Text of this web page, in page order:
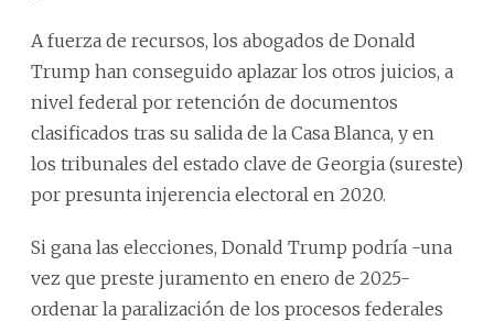
A fuerza de recursos, los abogados de Donald
Trump han conseguido aplazar los otros juicios, a
nivel federal por retención de documentos
clasificados tras su salida de la Casa Blanca, y en
los tribunales del estado clave de Georgia (sureste)
por presunta injerencia electoral en 2020.
Si gana las elecciones, Donald Trump podría -una
vez que preste juramento en enero de 2025-
ordenar la paralización de los procesos federales